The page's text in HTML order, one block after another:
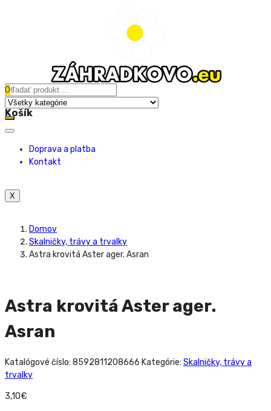
Doprava a platba
Kontakt
X
0
Košík
Domov
Skalničky, trávy a trvalky
Astra krovitá Aster ager. Asran
Astra krovitá Aster ager.
Asran
Katalógové číslo: 8592811208666 Kategórie: Skalničky, trávy a
trvalky
3,10€